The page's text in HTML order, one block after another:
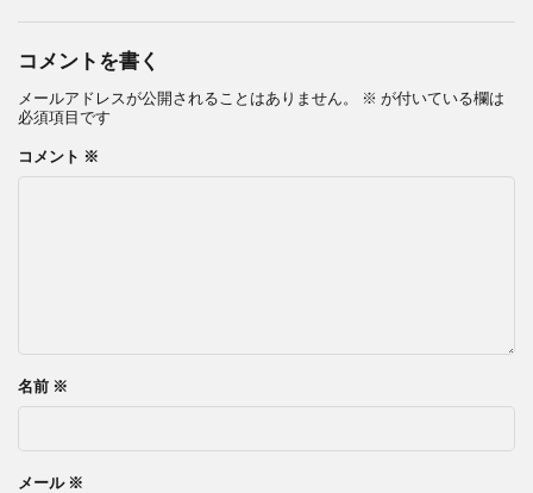
コメントを書く
メールアドレスが公開されることはありません。 ※ が付いている欄は
必須項目です
コメント ※
名前 ※
メール ※